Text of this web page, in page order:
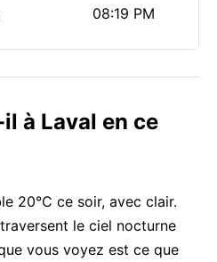
08:19 PM
à Laval en ce
20°C ce soir, avec clair.
le ciel nocturne
vous voyez est ce que